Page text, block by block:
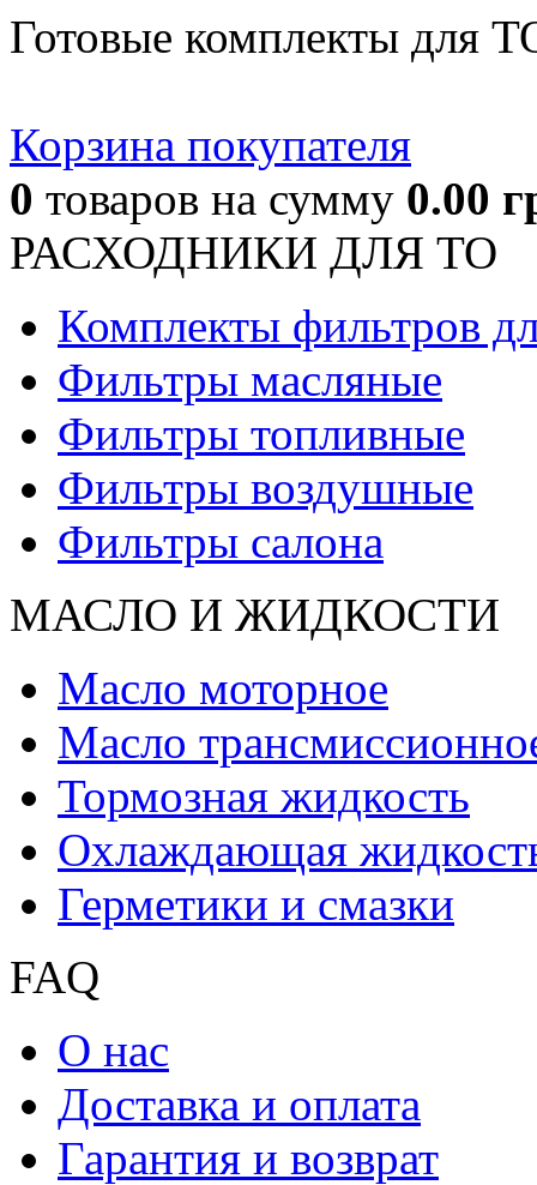
Готовые комплекты для
Корзина покупателя
0 товаров на сумму 0.00
РАСХОДНИКИ ДЛЯ ТО
Комплекты фильтров
Фильтры масляные
Фильтры топливные
Фильтры воздушные
Фильтры салона
МАСЛО И ЖИДКОCТИ
Масло моторное
Масло
Тормозная жидкость
Охлаждающая
Герметики и смазки
FAQ
О нас
Доставка и оплата
Гарантия и возврат